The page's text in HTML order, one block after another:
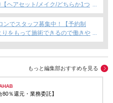
ヘアセット/メイク/どちらか1つ
Wワーク・時短勤務もOK★
でスタッフ募集中！【予約制
をもって施術できるので働きや
たい方にもおすすめ◎
もっと編集部おすすめを見る
％還元・業務委託】